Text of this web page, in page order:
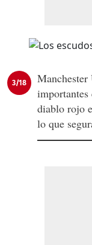
3/18
Manchester
diablo rojo
lo que